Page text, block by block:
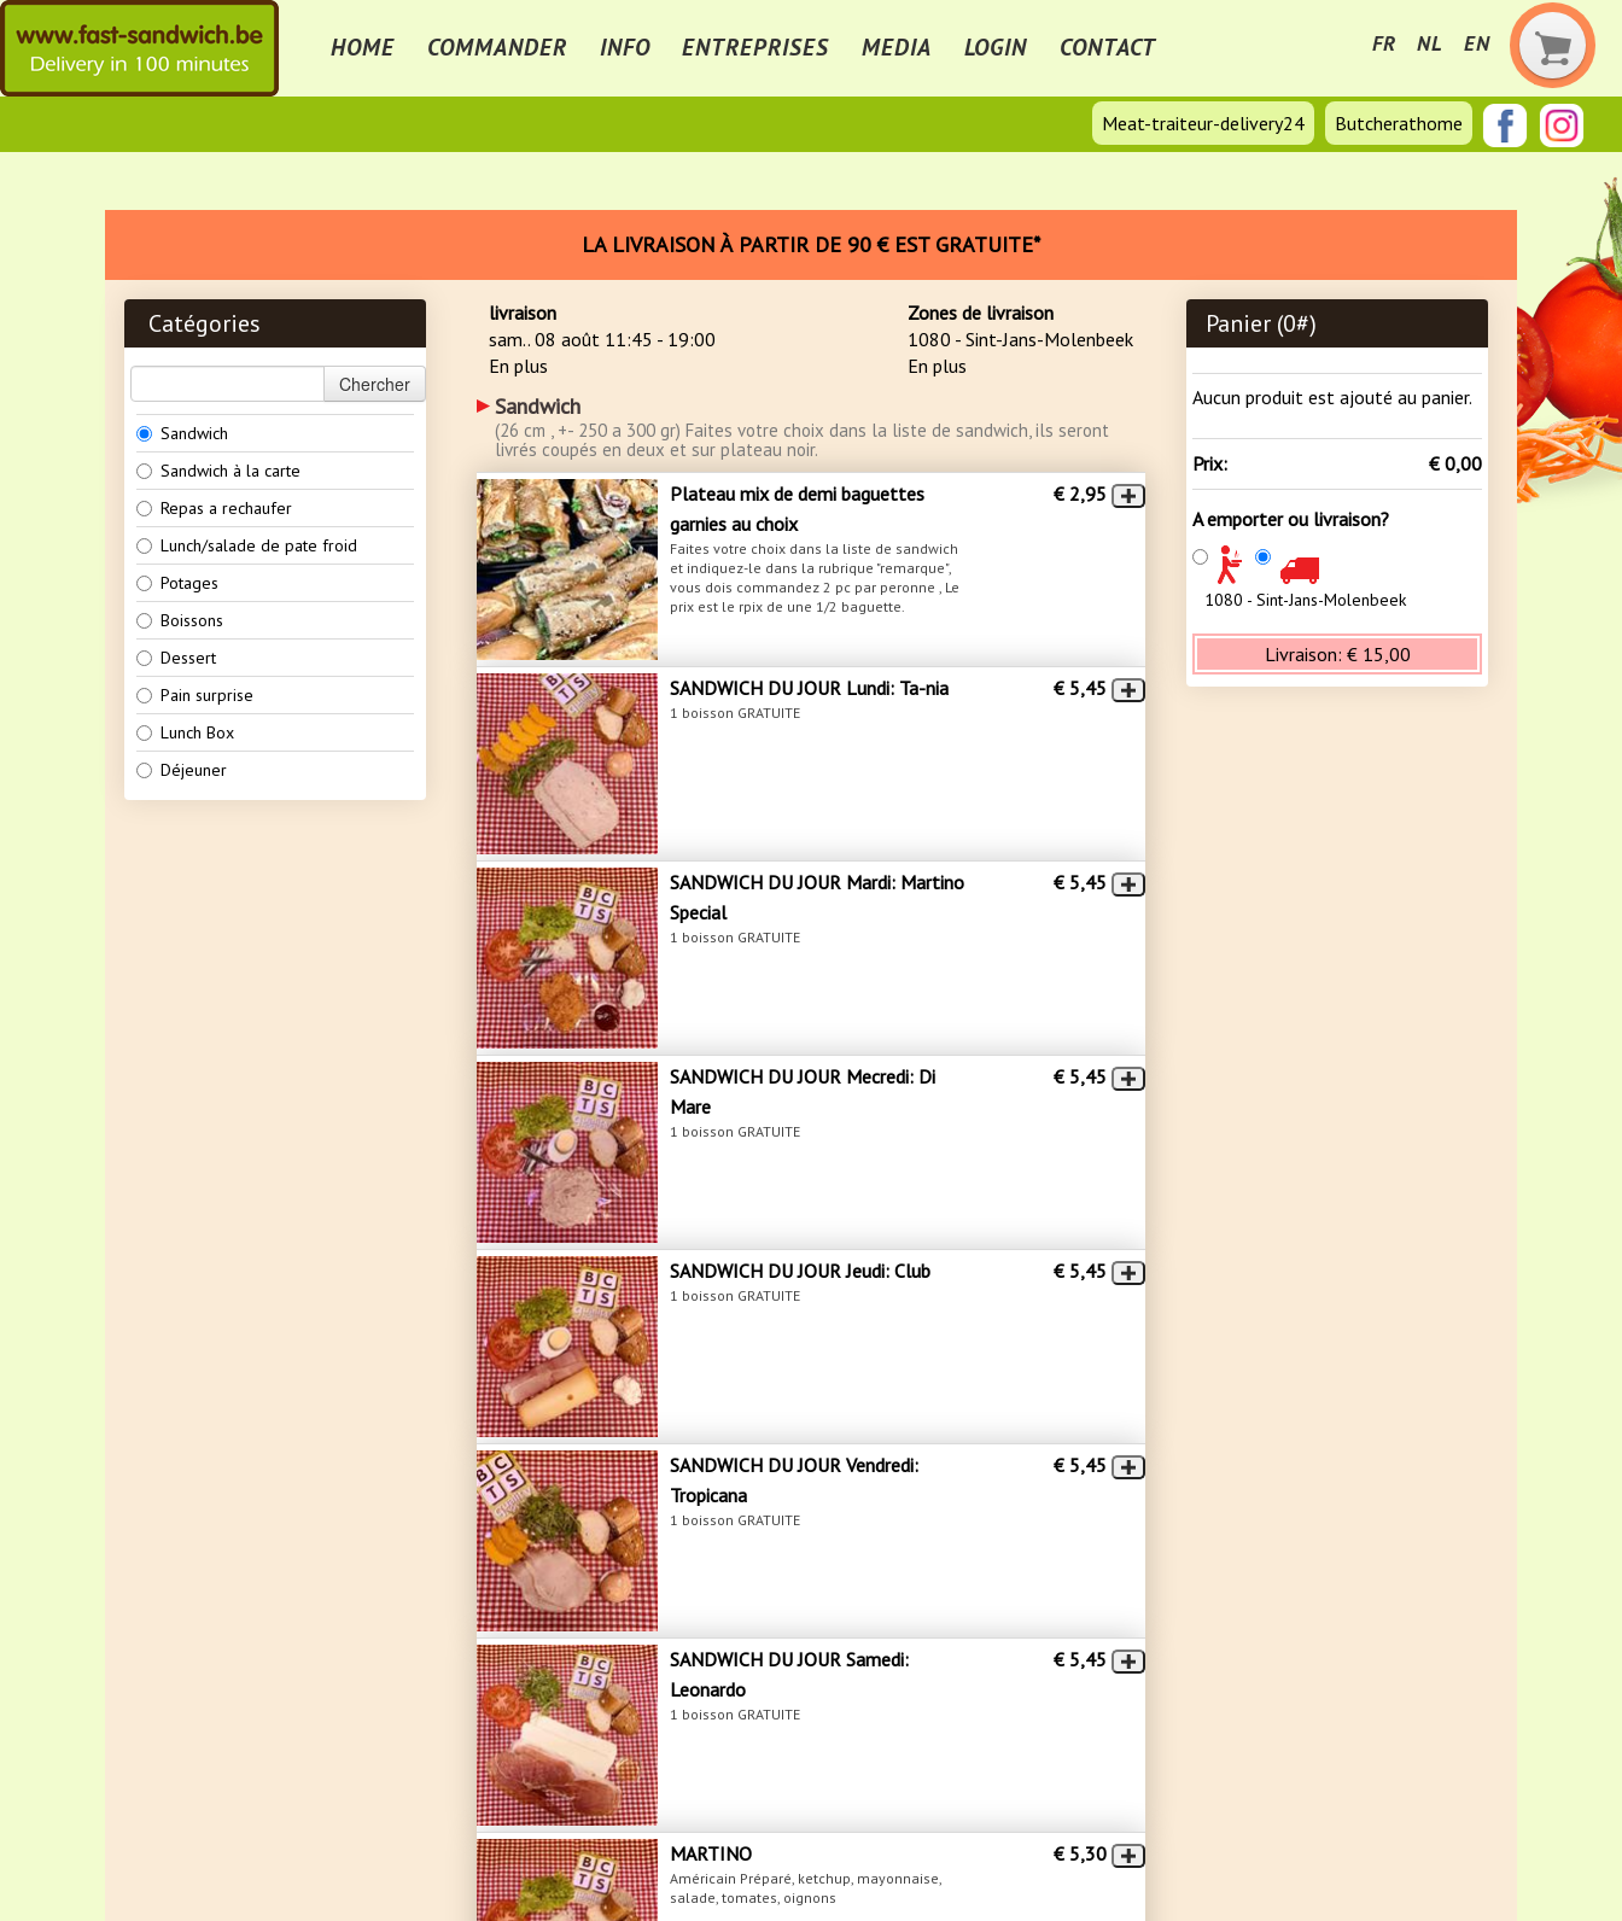
HOME COMMANDER INFO ENTREPRISES MEDIA LOGIN CONTACT FR NL EN
Meat-traiteur-delivery24 Butcherathome
LA LIVRAISON À PARTIR DE 90 € EST GRATUITE*
Catégories
Chercher
Sandwich
Sandwich à la carte
Repas a rechaufer
Lunch/salade de pate froid
Potages
Boissons
Dessert
Pain surprise
Lunch Box
Déjeuner
livraison
sam.. 08 août 11:45 - 19:00
En plus
Zones de livraison
1080 - Sint-Jans-Molenbeek
En plus
Sandwich
(26 cm , +- 250 a 300 gr) Faites votre choix dans la liste de sandwich, ils seront
livrés coupés en deux et sur plateau noir.
Plateau mix de demi baguettes
garnies au choix
Faites votre choix dans la liste de sandwich
et indiquez-le dans la rubrique "remarque",
vous dois commandez 2 pc par peronne , Le
prix est le rpix de une 1/2 baguette.
€ 2,95
SANDWICH DU JOUR Lundi: Ta-nia
1 boisson GRATUITE
€ 5,45
SANDWICH DU JOUR Mardi: Martino
Special
1 boisson GRATUITE
€ 5,45
SANDWICH DU JOUR Mecredi: Di
Mare
1 boisson GRATUITE
€ 5,45
SANDWICH DU JOUR Jeudi: Club
1 boisson GRATUITE
€ 5,45
SANDWICH DU JOUR Vendredi:
Tropicana
1 boisson GRATUITE
€ 5,45
SANDWICH DU JOUR Samedi:
Leonardo
1 boisson GRATUITE
€ 5,45
MARTINO
Américain Préparé, ketchup, mayonnaise,
salade, tomates, oignons
€ 5,30
Panier (0#)
Aucun produit est ajouté au panier.
Prix: € 0,00
A emporter ou livraison?
1080 - Sint-Jans-Molenbeek
Livraison: € 15,00